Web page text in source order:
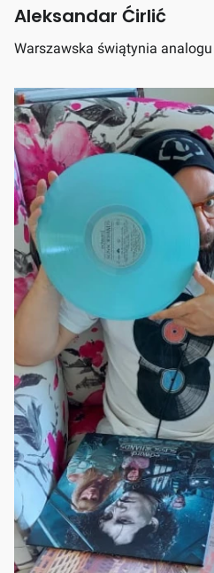
Aleksandar Ćirlić
Warszawska świątynia analogu